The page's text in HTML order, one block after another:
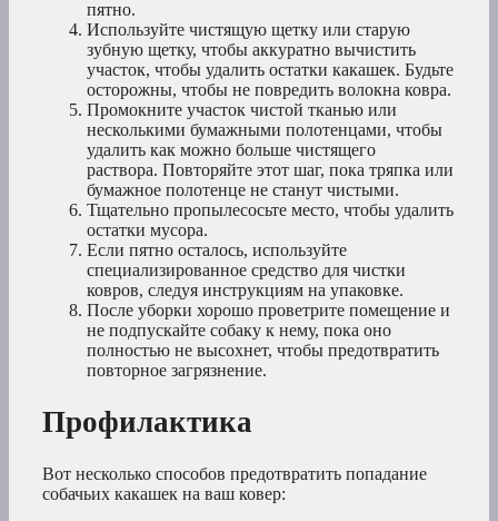
пятно.
Используйте чистящую щетку или старую
зубную щетку, чтобы аккуратно вычистить
участок, чтобы удалить остатки какашек. Будьте
осторожны, чтобы не повредить волокна ковра.
Промокните участок чистой тканью или
несколькими бумажными полотенцами, чтобы
удалить как можно больше чистящего
раствора. Повторяйте этот шаг, пока тряпка или
бумажное полотенце не станут чистыми.
Тщательно пропылесосьте место, чтобы удалить
остатки мусора.
Если пятно осталось, используйте
специализированное средство для чистки
ковров, следуя инструкциям на упаковке.
После уборки хорошо проветрите помещение и
не подпускайте собаку к нему, пока оно
полностью не высохнет, чтобы предотвратить
повторное загрязнение.
Профилактика
Вот несколько способов предотвратить попадание
собачьих какашек на ваш ковер: